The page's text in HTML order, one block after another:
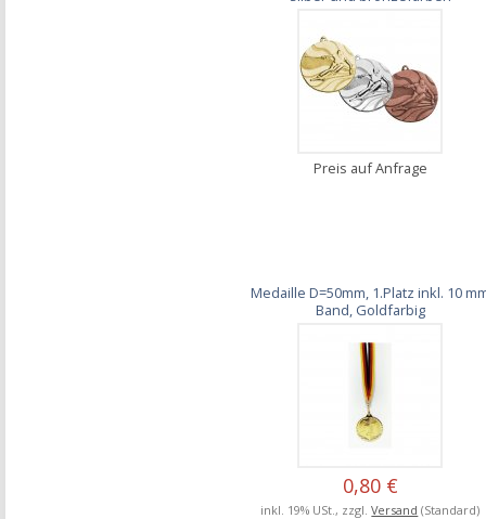
Preis auf Anfrage
Medaille D=50mm, 1.Platz inkl. 10
Band, Goldfarbig
0,80 €
inkl. 19% USt., zzgl.Versand (Standard)